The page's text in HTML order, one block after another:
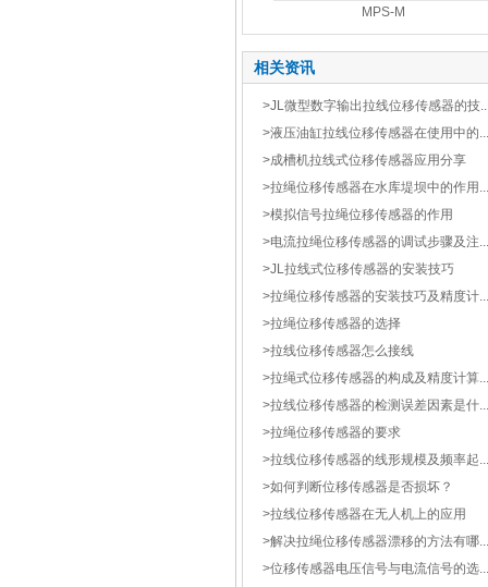
MPS-M
相关资讯
>JL微型数字输出拉线位移传感器的技
>液压油缸拉线位移传感器在使用中的...
>成槽机拉线式位移传感器应用分享
>拉绳位移传感器在水库堤坝中的作用...
>模拟信号拉绳位移传感器的作用
>电流拉绳位移传感器的调试步骤及注...
>JL拉线式位移传感器的安装技巧
>拉绳位移传感器的安装技巧及精度计...
>拉绳位移传感器的选择
>拉线位移传感器怎么接线
>拉绳式位移传感器的构成及精度计算...
>拉线位移传感器的检测误差因素是什...
>拉绳位移传感器的要求
>拉线位移传感器的线形规模及频率起...
>如何判断位移传感器是否损坏？
>拉线位移传感器在无人机上的应用
>解决拉绳位移传感器漂移的方法有哪...
>位移传感器电压信号与电流信号的选...